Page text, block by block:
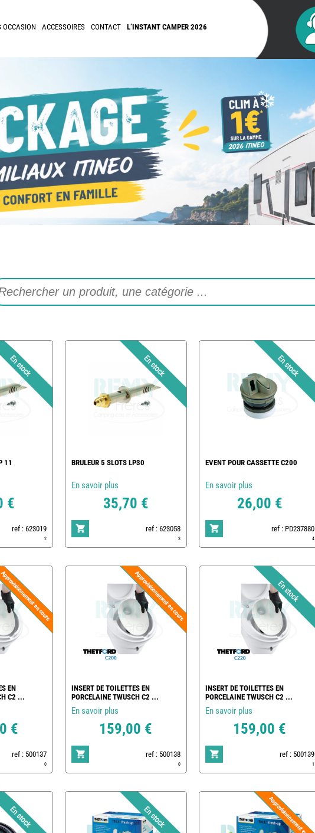
OCCASION ACCESSOIRES CONTACT L’INSTANT CAMPER 2026
11
€
ref : 623019
2
BRULEUR 5 SLOTS LP30
En savoir plus
35,70 €
ref : 623058
3
EVENT POUR CASSETTE C200
En savoir plus
26,00 €
ref : PD237880
4
EN
C2 ...
€
ref : 500137
0
INSERT DE TOILETTES EN
PORCELAINE TWUSCH C2 ...
En savoir plus
159,00 €
ref : 500138
0
INSERT DE TOILETTES EN
PORCELAINE TWUSCH C2 ...
En savoir plus
159,00 €
ref : 500139
1